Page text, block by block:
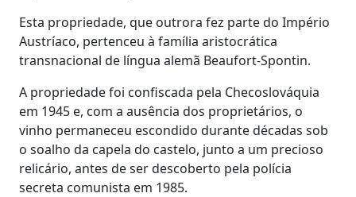
Esta propriedade, que outrora fez parte do Império
Austríaco, pertenceu à família aristocrática
transnacional de língua alemã Beaufort-Spontin.
A propriedade foi confiscada pela Checoslováquia
em 1945 e, com a ausência dos proprietários, o
vinho permaneceu escondido durante décadas sob
o soalho da capela do castelo, junto a um precioso
relicário, antes de ser descoberto pela polícia
secreta comunista em 1985.